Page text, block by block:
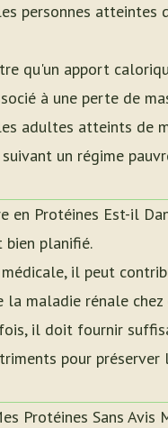
personnes atteintes
qu'un apport
à une perte de
adultes atteints de
un régime
en Protéines Est-il
planifié.
médicale, il peut
la maladie rénale chez
il doit fournir
pour préserver
Protéines Sans Avis